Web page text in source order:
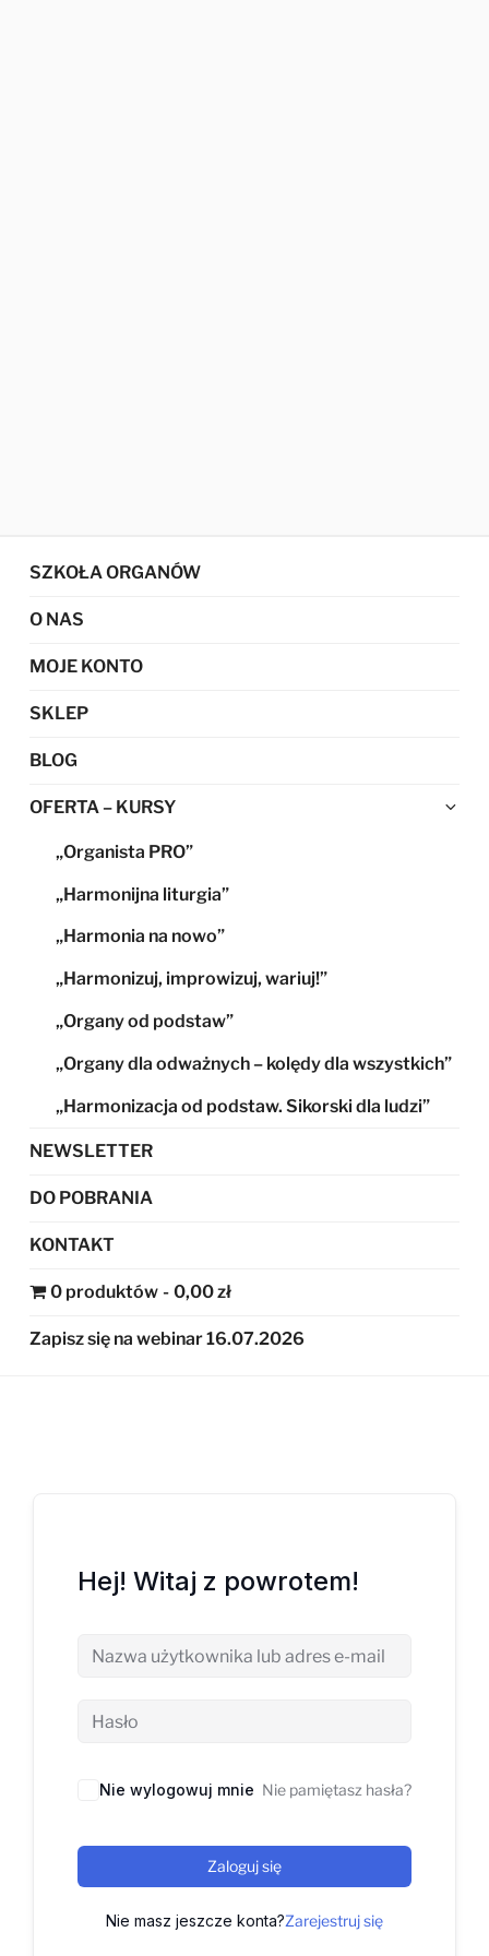
SZKOŁA ORGANÓW
O NAS
MOJE KONTO
SKLEP
BLOG
OFERTA – KURSY
„Organista PRO”
„Harmonijna liturgia”
„Harmonia na nowo”
„Harmonizuj, improwizuj, wariuj!”
„Organy od podstaw”
„Organy dla odważnych – kolędy dla wszystkich”
„Harmonizacja od podstaw. Sikorski dla ludzi”
NEWSLETTER
DO POBRANIA
KONTAKT
0 produktów 0,00 zł
Zapisz się na webinar 16.07.2026
Hej! Witaj z powrotem!
Nie wylogowuj mnie Nie pamiętasz hasła?
Zaloguj się
Nie masz jeszcze konta?Zarejestruj się